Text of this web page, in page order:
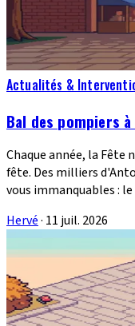
Actualités &
Bal des pompiers
Chaque année, la
fête. Des milliers
vous immanquables : le
Hervé· 11 juil. 2026